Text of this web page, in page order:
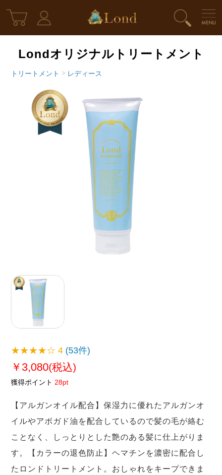
Londオリジナルトリートメント
トリートメント > レディース
★★★★☆4 (53件)
￥3,080(税込)
獲得ポイント 28pt
【アルガンオイル配合】保湿力に優れたアルガンオ
イルやアボガド油を配合しているので髪の毛が絡む
ことなく、しっとりとした艶のある髪に仕上がりま
す。【カラーの退色防止】ヘマチンを濃密に配合し
たロンドトリートメント。おしゃれをキープできま